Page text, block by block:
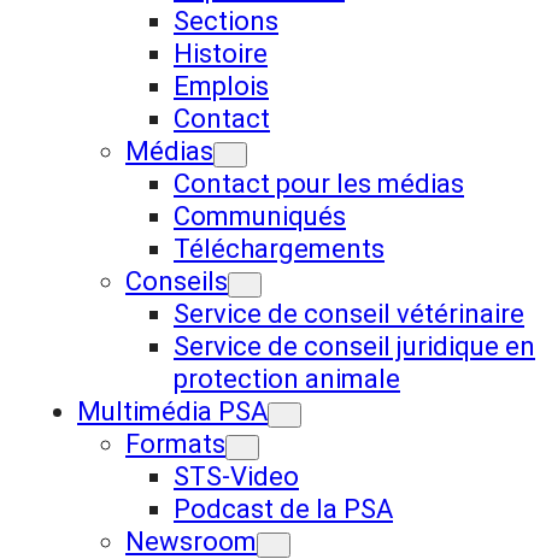
Sections
Histoire
Emplois
Contact
Médias
Contact pour les médias
Communiqués
Téléchargements
Conseils
Service de conseil vétérinaire
Service de conseil juridique en
protection animale
Multimédia PSA
Formats
STS-Video
Podcast de la PSA
Newsroom